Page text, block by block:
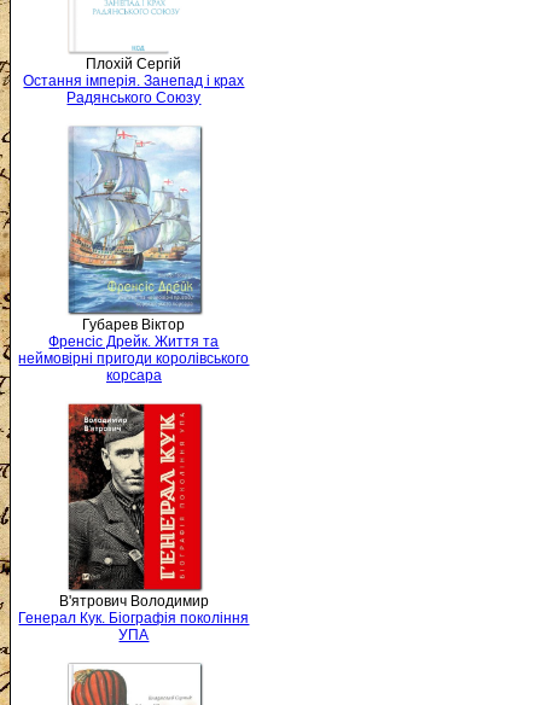
Плохій Сергій
Остання імперія. Занепад і крах
Радянського Союзу
Губарев Віктор
Френсіс Дрейк. Життя та
неймовірні пригоди королівського
корсара
В'ятрович Володимир
Генерал Кук. Біографія покоління
УПА